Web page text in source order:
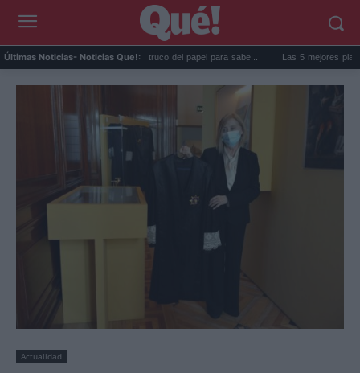
Últimas Noticias- Noticias Que!:
La goma de la nevera: el truco del papel para sabe... Las 5 mejores playas de
Actualidad